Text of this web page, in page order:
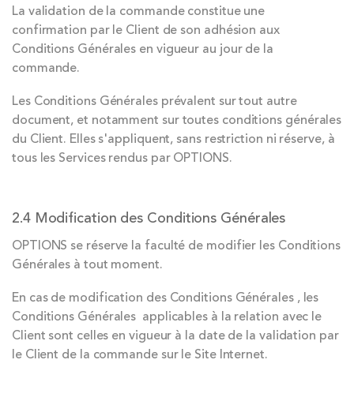
La validation de la commande constitue une
confirmation par le Client de son adhésion aux
Conditions Générales en vigueur au jour de la
commande.
Les Conditions Générales prévalent sur tout autre
document, et notamment sur toutes conditions générales
du Client. Elles s'appliquent, sans restriction ni réserve, à
tous les Services rendus par OPTIONS.
2.4 Modification des Conditions Générales
OPTIONS se réserve la faculté de modifier les Conditions
Générales à tout moment.
En cas de modification des Conditions Générales , les
Conditions Générales applicables à la relation avec le
Client sont celles en vigueur à la date de la validation par
le Client de la commande sur le Site Internet.